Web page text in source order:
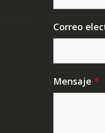
Correo
Mensaje *